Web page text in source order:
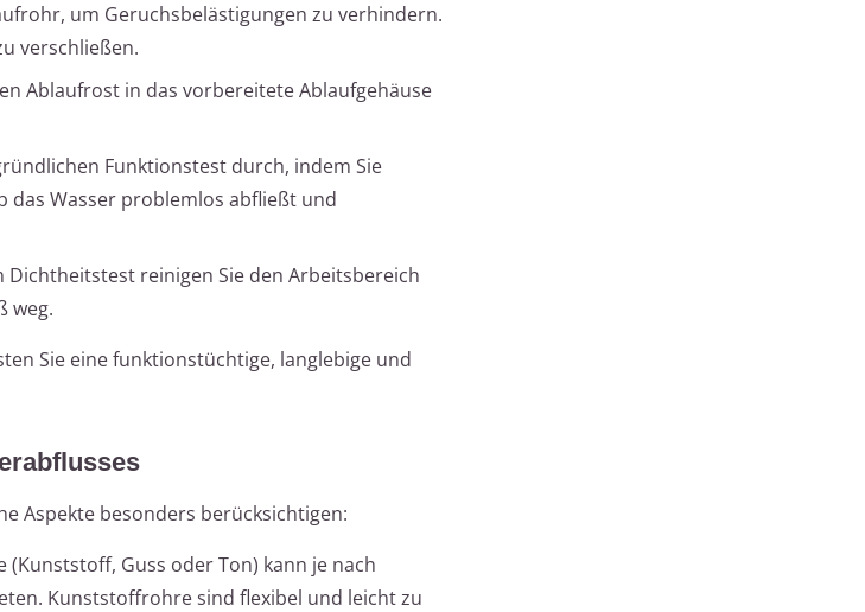
um Geruchsbelästigungen zu verhindern.
verschließen.
Ablaufrost in das vorbereitete Ablaufgehäuse
Funktionstest durch, indem Sie
das Wasser problemlos abfließt und
Dichtheitstest reinigen Sie den Arbeitsbereich
weg.
Sie eine funktionstüchtige, langlebige und
Aspekte besonders berücksichtigen:
Guss oder Ton) kann je nach
Kunststoffrohre sind flexibel und leicht zu